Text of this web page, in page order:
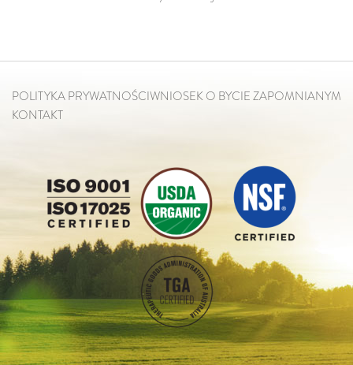
POLITYKA PRYWATNOŚCIWNIOSEK O BYCIE ZAPOMNIANYM
KONTAKT